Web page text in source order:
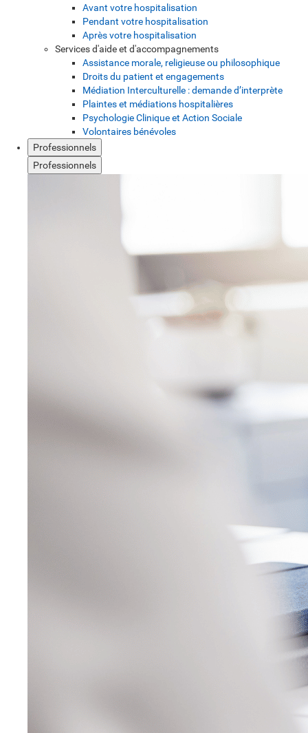
Avant votre hospitalisation
Pendant votre hospitalisation
Après votre hospitalisation
Services d'aide et d'accompagnements
Assistance morale, religieuse ou philosophique
Droits du patient et engagements
Médiation Interculturelle : demande d’interprète
Plaintes et médiations hospitalières
Psychologie Clinique et Action Sociale
Volontaires bénévoles
Professionnels
Professionnels